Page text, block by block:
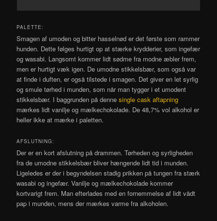
PALETTE:
Smagen af umoden og bitter hasselnød er det første som rammer
hunden. Dette følges hurtigt op at stærke krydderier, som ingefær
og wasabi. Langsomt kommer lidt sødme fra modne æbler frem,
men er hurtigt væk igen. De umodne stikkelsbær, som også var
at finde i duften, er også tilstede i smagen. Det giver en let syrlig
og smule tørhed i munden, som når man tygger i et umodent
stikkelsbær. I baggrunden på dennesingle cask aftapning
mærkes lidt vanilje og mælkechokolade. De 48,7% vol alkohol er
heller ikke at mærke i paletten.
AFSLUTNING:
Der er en kort afslutning på drammen. Tørheden og syrligheden
fra de umodne stikkelsbær bliver hængende lidt tid i munden.
Ligeledes er der i begyndelsen stadig prikken på tungen fra stærk
wasabi og ingefær. Vanilje og mælkechokolade kommer
kortvarigt frem. Man efterlades med en fornemmelse af lidt vådt
pap i munden, mens der mærkes varme fra alkoholen.